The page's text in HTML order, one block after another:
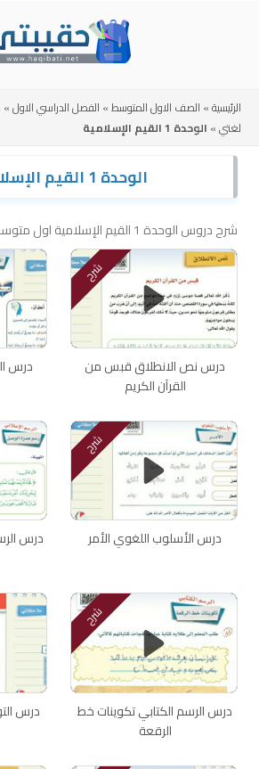
الرئيسية» الصف الاول المتوسط» الفصل الدراسي الاول»
لغتي» الوحدة 1 القيم الإسلامية
الوحدة 1 القيم الإسلامية
شرح دروس الوحدة 1 القيم الإسلامية اول متوسط الفصل الاول
شرح
درس نص الانطلاق قبس من
القرآن الكريم
درس
شرح
درس الأسلوب اللغوي الأمر
درس
شرح
درس الرسم الكتابي تكوينات خط
الرقعة
درس